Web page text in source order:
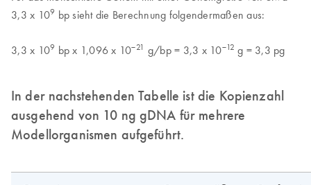
3,3 x 109 bp sieht die Berechnung folgendermaßen aus:
3,3 x 109 bp x 1,096 x 10−21 g/bp = 3,3 x 10−12 g = 3,3 pg
In der nachstehenden Tabelle ist die Kopienzahl
ausgehend von 10 ng gDNA für mehrere
Modellorganismen aufgeführt.